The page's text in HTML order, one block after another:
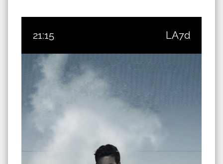
21:15 LA7d